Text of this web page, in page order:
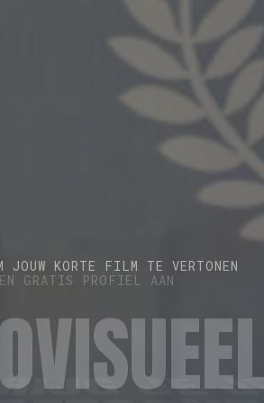
GRATIS PROFIEL AAN
JOUW KORTE FILM TE VERTONEN
JE
ZITTEN PARAAT VOOR EEN 1-OP-
JE AAN